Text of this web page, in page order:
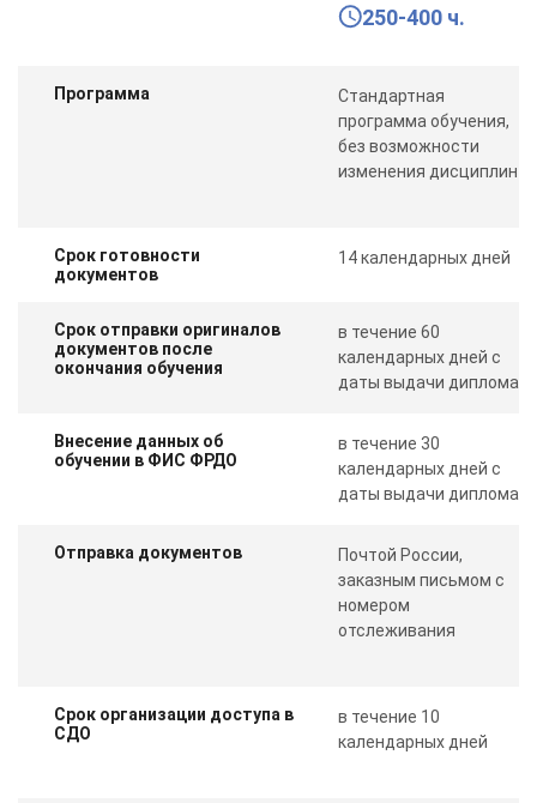
250-400 ч.
Программа
Стандартная
программа обучения,
без возможности
изменения дисциплин
Срок готовности
документов
14 календарных дней
Срок отправки оригиналов
документов после
окончания обучения
в течение 60
календарных дней с
даты выдачи диплома
Внесение данных об
обучении в ФИС ФРДО
в течение 30
календарных дней с
даты выдачи диплома
Отправка документов
Почтой России,
заказным письмом с
номером
отслеживания
Срок организации доступа в
СДО
в течение 10
календарных дней